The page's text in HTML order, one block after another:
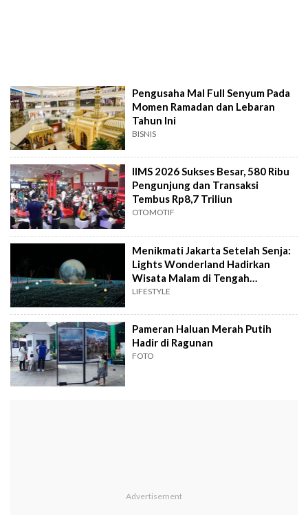
Pengusaha Mal Full Senyum Pada
Momen Ramadan dan Lebaran
Tahun Ini
BISNIS
IIMS 2026 Sukses Besar, 580 Ribu
Pengunjung dan Transaksi
Tembus Rp8,7 Triliun
OTOMOTIF
Menikmati Jakarta Setelah Senja:
Lights Wonderland Hadirkan
Wisata Malam di Tengah
Mangrove PIK
LIFESTYLE
Pameran Haluan Merah Putih
Hadir di Ragunan
FOTO